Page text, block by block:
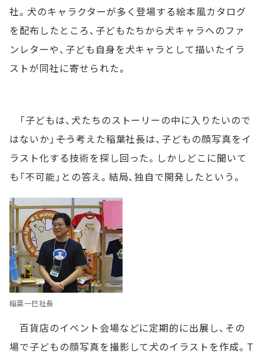
社。犬のキャラクターが多く登場する絵本風カタログ
を配布したところ、子どもたちから犬キャラへのファ
ンレターや、子ども自身を犬キャラとして描いたイラ
ストが同社に寄せられた。
「子どもは、犬たちのストーリーの中に入りたいので
はないか」――そう考えた稲葉社長は、子どもの顔写真をイ
ラスト化する技術を探し回った。しかしどこに聞いて
も「不可能」との答え。結局、独自で開発したという。
稲葉一巳社長
百貨店のイベント会場などに定期的に出展し、その
場で子どもの顔写真を撮影して犬のイラストを作成。T